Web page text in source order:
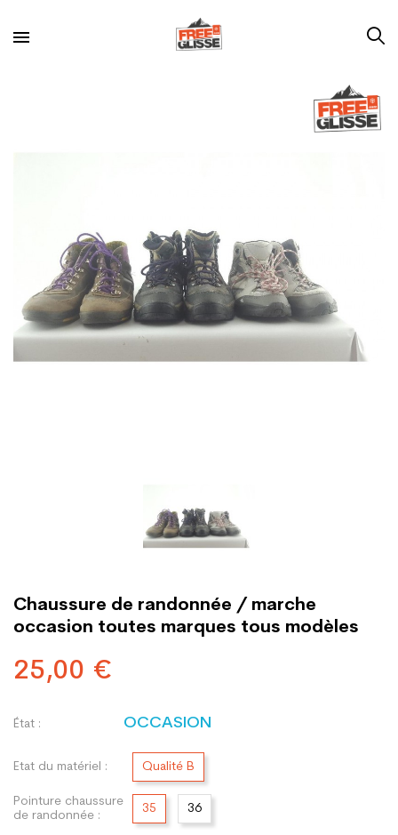
Chaussure de randonnée / marche
occasion toutes marques tous modèles
25,00 €
État : OCCASION
Etat du matériel : Qualité B
Pointure chaussure
de randonnée :
35 36